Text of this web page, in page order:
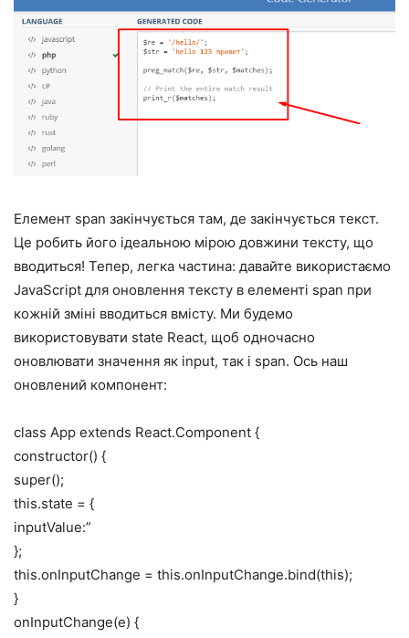
Елемент span закінчується там, де закінчується текст.
Це робить його ідеальною мірою довжини тексту, що
вводиться! Тепер, легка частина: давайте використаємо
JavaScript для оновлення тексту в елементі span при
кожній зміні вводиться вмісту. Ми будемо
використовувати state React, щоб одночасно
оновлювати значення як input, так і span. Ось наш
оновлений компонент:
class App extends React.Component {
constructor() {
super();
this.state = {
inputValue:”
};
this.onInputChange = this.onInputChange.bind(this);
}
onInputChange(e) {